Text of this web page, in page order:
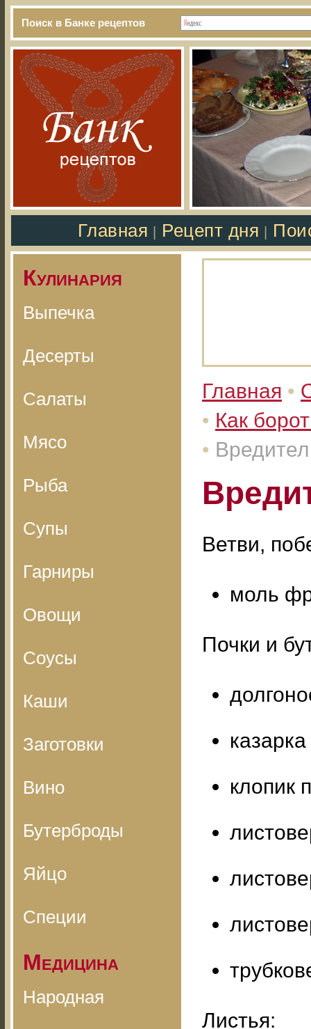
Поиск в Банке рецептов
Главная Рецепт дня
Кулинария
Выпечка
Десерты
Салаты
Мясо
Рыба
Супы
Гарниры
Овощи
Соусы
Каши
Заготовки
Вино
Бутерброды
Яйцо
Специи
Медицина
Народная
Главная •
• Как
•
Ветви,
моль
Почки и
казарка
клопик
Листья: